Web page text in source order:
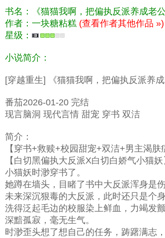
书名：《猫猫我啊，把偏执反派养成老公
作者：一块糖粘糕 (查看作者其他作品 »)
星级：
小说简介：
[穿越重生] 《猫猫我啊，把偏执反派养
番茄2026-01-20 完结
现言脑洞 现代言情 甜宠 穿书 双洁
简介：
【穿书+救赎+校园甜宠+双洁+男主渴肤
【白切黑偏执大反派X白切白娇气小猫妖
小猫妖时渺穿书了。
她蹲在墙头，目睹了书中大反派浑身是
未来深沉狠毒的大反派，此时还只是个
洗得泛起毛边的校服染上鲜血，力竭发
深黯孤寂，毫无生气。
时渺歪头想了想自己的任务，踌躇满